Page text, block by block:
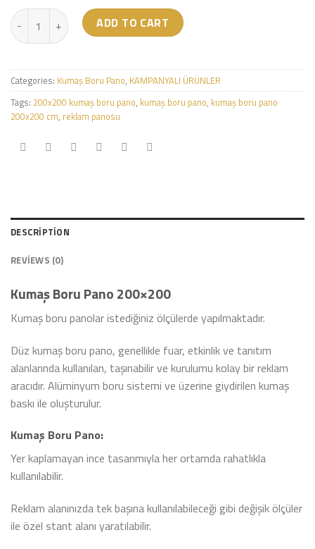
Kumaş Boru Pano 200x200 quantity
ADD TO CART
Categories: Kumaş Boru Pano, KAMPANYALI ÜRÜNLER
Tags: 200x200 kumaş boru pano, kumaş boru pano, kumaş boru pano
200x200 cm, reklam panosu
DESCRIPTION
REVIEWS (0)
Kumaş Boru Pano 200×200
Kumaş boru panolar istediğiniz ölçülerde yapılmaktadır.
Düz kumaş boru pano, genellikle fuar, etkinlik ve tanıtım
alanlarında kullanılan, taşınabilir ve kurulumu kolay bir reklam
aracıdır. Alüminyum boru sistemi ve üzerine giydirilen kumaş
baskı ile oluşturulur.
Kumaş Boru Pano:
Yer kaplamayan ince tasarımıyla her ortamda rahatlıkla
kullanılabilir.
Reklam alanınızda tek başına kullanılabileceği gibi değişik ölçüler
ile özel stant alanı yaratılabilir.